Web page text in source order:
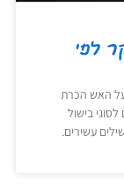
הכרת